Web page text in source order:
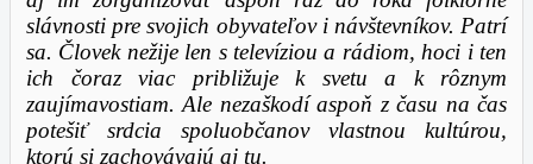
slávnosti pre svojich obyvateľov i návštevníkov. Patrí
sa. Človek nežije len s televíziou a rádiom, hoci i ten
ich čoraz viac približuje k svetu a k rôznym
zaujímavostiam. Ale nezaškodí aspoň z času na čas
potešiť srdcia spoluobčanov vlastnou kultúrou,
ktorú si zachovávajú aj tu.